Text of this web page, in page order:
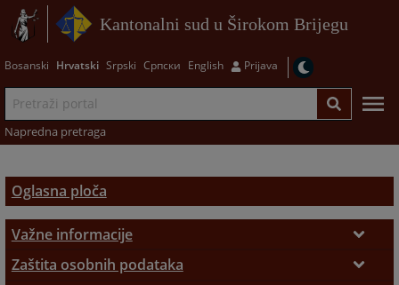
Kantonalni sud u Širokom Brijegu
Bosanski Hrvatski Srpski Српски English Prijava
Napredna pretraga
Oglasna ploča
Važne informacije
Podnošenje pritužbi
Zaštita osobnih podataka